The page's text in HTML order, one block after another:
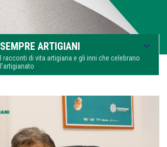
SEMPRE ARTIGIANI
I racconti di vita artigiana e gli inni che celebrano
l’artigianato